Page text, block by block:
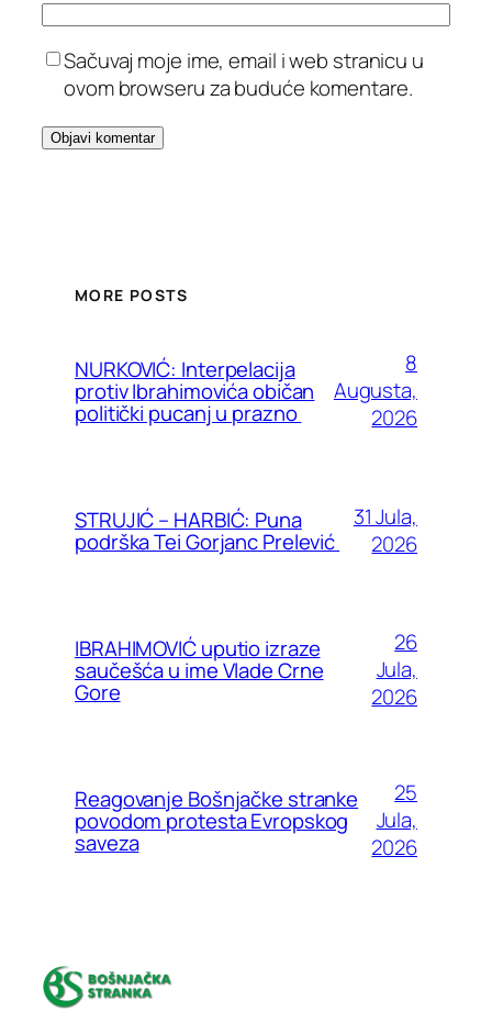
Sačuvaj moje ime, email i web stranicu u
ovom browseru za buduće komentare.
MORE POSTS
NURKOVIĆ: Interpelacija
protiv Ibrahimovića običan
politički pucanj u prazno
8
Augusta,
2026
STRUJIĆ – HARBIĆ: Puna
podrška Tei Gorjanc Prelević
31 Jula,
2026
IBRAHIMOVIĆ uputio izraze
saučešća u ime Vlade Crne
Gore
26
Jula,
2026
Reagovanje Bošnjačke stranke
povodom protesta Evropskog
saveza
25
Jula,
2026